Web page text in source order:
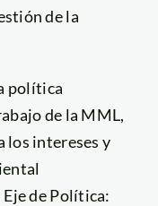
de la
política
de la MML,
los intereses y
de Política: